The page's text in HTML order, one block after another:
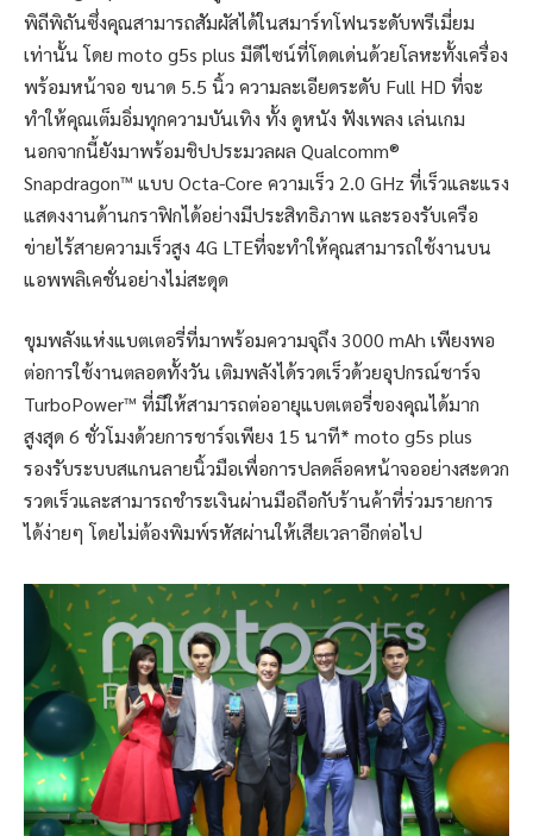
พิถีพิถันซึ่งคุณสามารถสัมผัสได้ในสมาร์ทโฟนระดับพรีเมี่ยม
เท่านั้น โดย moto g5s plus มีดีไซน์ที่โดดเด่นด้วยโลหะทั้งเครื่อง
พร้อมหน้าจอ ขนาด 5.5 นิ้ว ความละเอียดระดับ Full HD ที่จะ
ทำให้คุณเต็มอิ่มทุกความบันเทิง ทั้ง ดูหนัง ฟังเพลง เล่นเกม
นอกจากนี้ยังมาพร้อมชิปประมวลผล Qualcomm®
Snapdragon™ แบบ Octa-Core ความเร็ว 2.0 GHz ที่เร็วและแรง
แสดงงานด้านกราฟิกได้อย่างมีประสิทธิภาพ และรองรับเครือ
ข่ายไร้สายความเร็วสูง 4G LTEที่จะทำให้คุณสามารถใช้งานบน
แอพพลิเคชั่นอย่างไม่สะดุด
ขุมพลังแห่งแบตเตอรี่ที่มาพร้อมความจุถึง 3000 mAh เพียงพอ
ต่อการใช้งานตลอดทั้งวัน เติมพลังได้รวดเร็วด้วยอุปกรณ์ชาร์จ
TurboPower™ ที่มีให้สามารถต่ออายุแบตเตอรี่ของคุณได้มาก
สูงสุด 6 ชั่วโมงด้วยการชาร์จเพียง 15 นาที* moto g5s plus
รองรับระบบสแกนลายนิ้วมือเพื่อการปลดล็อคหน้าจออย่างสะดวก
รวดเร็วและสามารถชำระเงินผ่านมือถือกับร้านค้าที่ร่วมรายการ
ได้ง่ายๆ โดยไม่ต้องพิมพ์รหัสผ่านให้เสียเวลาอีกต่อไป